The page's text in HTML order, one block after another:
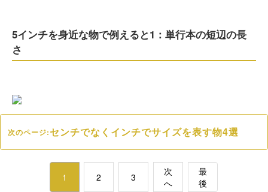
5インチを身近な物で例えると1：単行本の短辺の長
さ
次のページ:センチでなくインチでサイズを表す物4選
1 2 3
次
へ
最
後